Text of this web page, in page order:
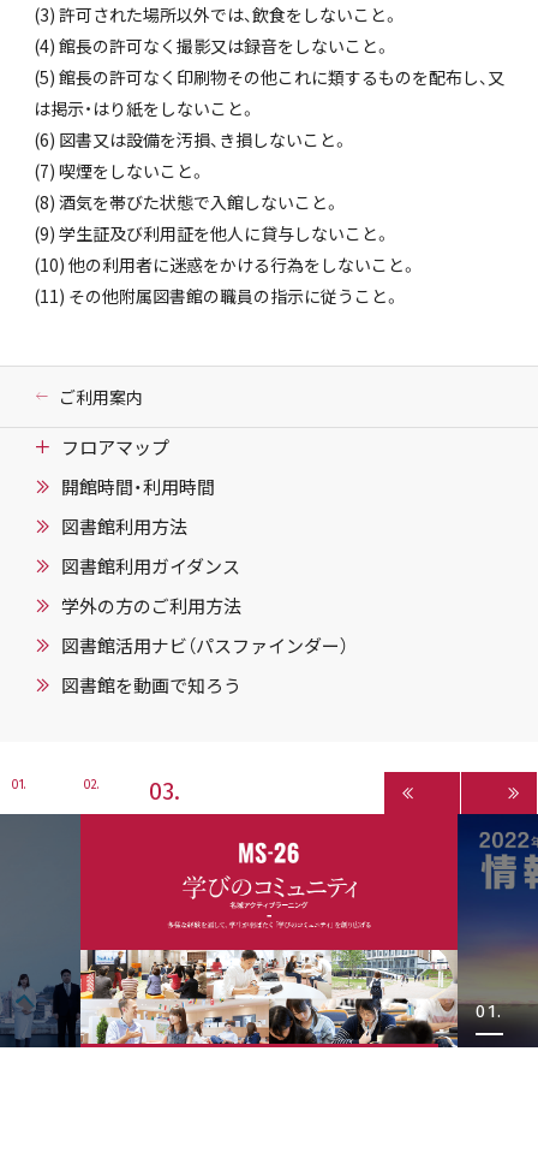
(3) 許可された場所以外では、飲食をしないこと。
(4) 館長の許可なく撮影又は録音をしないこと。
(5) 館長の許可なく印刷物その他これに類するものを配布し、又
は掲示・はり紙をしないこと。
(6) 図書又は設備を汚損、き損しないこと。
(7) 喫煙をしないこと。
(8) 酒気を帯びた状態で入館しないこと。
(9) 学生証及び利用証を他人に貸与しないこと。
(10) 他の利用者に迷惑をかける行為をしないこと。
(11) その他附属図書館の職員の指示に従うこと。
ご利用案内
フロアマップ
開館時間・利用時間
図書館利用方法
図書館利用ガイダンス
学外の方のご利用方法
図書館活用ナビ（パスファインダー）
図書館を動画で知ろう
1 2 3